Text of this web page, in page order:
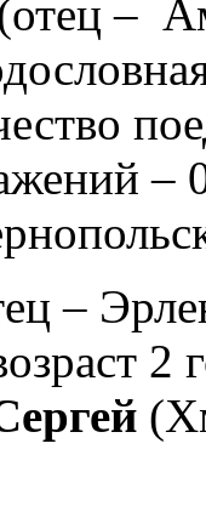
отец –
–
–
2